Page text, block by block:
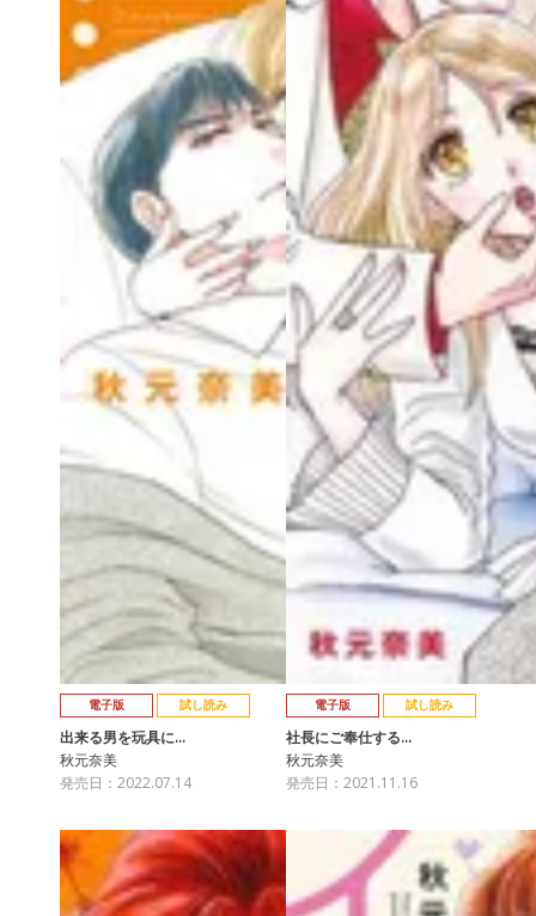
電子版 試し読み
出来る男を玩具に…
秋元奈美
発売日：2022.07.14
電子版 試し読み
社長にご奉仕する…
秋元奈美
発売日：2021.11.16